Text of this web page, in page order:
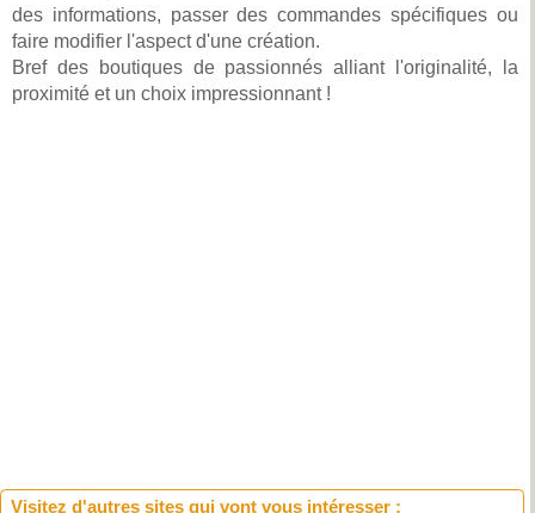
des informations, passer des commandes spécifiques ou
faire modifier l'aspect d'une création.
Bref des boutiques de passionnés alliant l'originalité, la
proximité et un choix impressionnant !
Visitez d'autres sites qui vont vous intéresser :